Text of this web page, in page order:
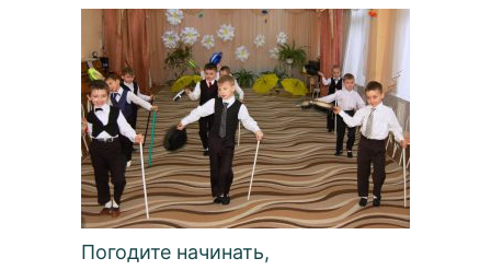
Погодите начинать,